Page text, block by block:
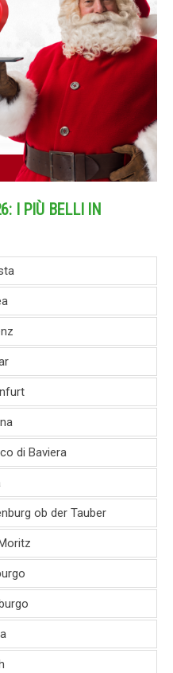
I PIÙ BELLI IN
di Baviera
ob der Tauber